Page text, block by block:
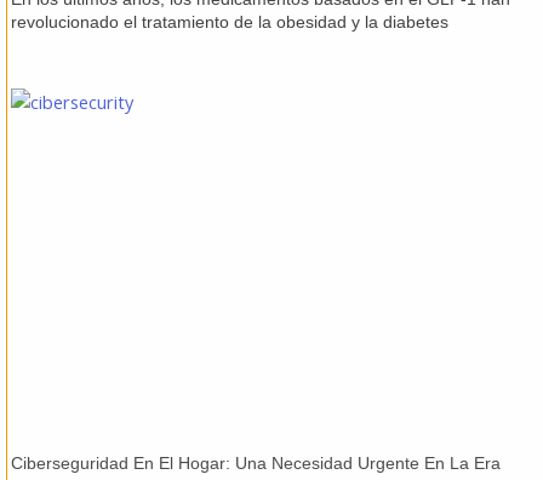
revolucionado el tratamiento de la obesidad y la diabetes
Ciberseguridad En El Hogar: Una Necesidad Urgente En La Era